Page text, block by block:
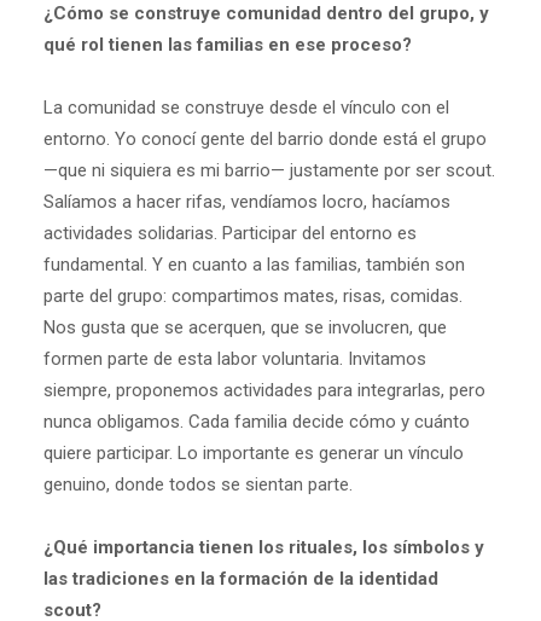
¿Cómo se construye comunidad dentro del grupo, y
qué rol tienen las familias en ese proceso?
La comunidad se construye desde el vínculo con el
entorno. Yo conocí gente del barrio donde está el grupo
—que ni siquiera es mi barrio— justamente por ser scout.
Salíamos a hacer rifas, vendíamos locro, hacíamos
actividades solidarias. Participar del entorno es
fundamental. Y en cuanto a las familias, también son
parte del grupo: compartimos mates, risas, comidas.
Nos gusta que se acerquen, que se involucren, que
formen parte de esta labor voluntaria. Invitamos
siempre, proponemos actividades para integrarlas, pero
nunca obligamos. Cada familia decide cómo y cuánto
quiere participar. Lo importante es generar un vínculo
genuino, donde todos se sientan parte.
¿Qué importancia tienen los rituales, los símbolos y
las tradiciones en la formación de la identidad
scout?